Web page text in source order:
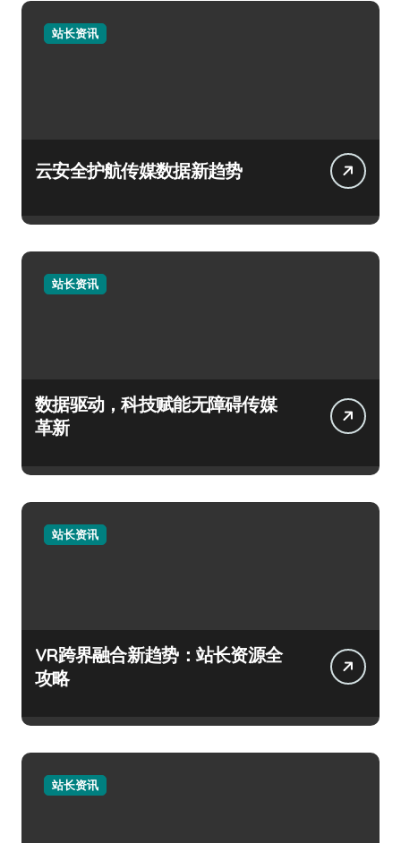
站长资讯
云安全护航传媒数据新趋势
站长资讯
数据驱动，科技赋能无障碍传媒
革新
站长资讯
VR跨界融合新趋势：站长资源全
攻略
站长资讯